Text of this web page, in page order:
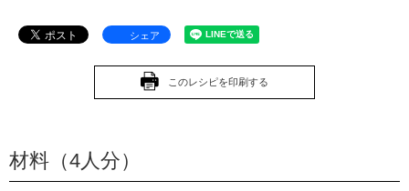
シェア
このレシピを印刷する
材料（4人分）